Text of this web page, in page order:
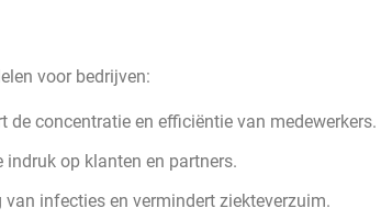
voor bedrijven:
de concentratie en efficiëntie van medewerkers.
op klanten en partners.
infecties en vermindert ziekteverzuim.